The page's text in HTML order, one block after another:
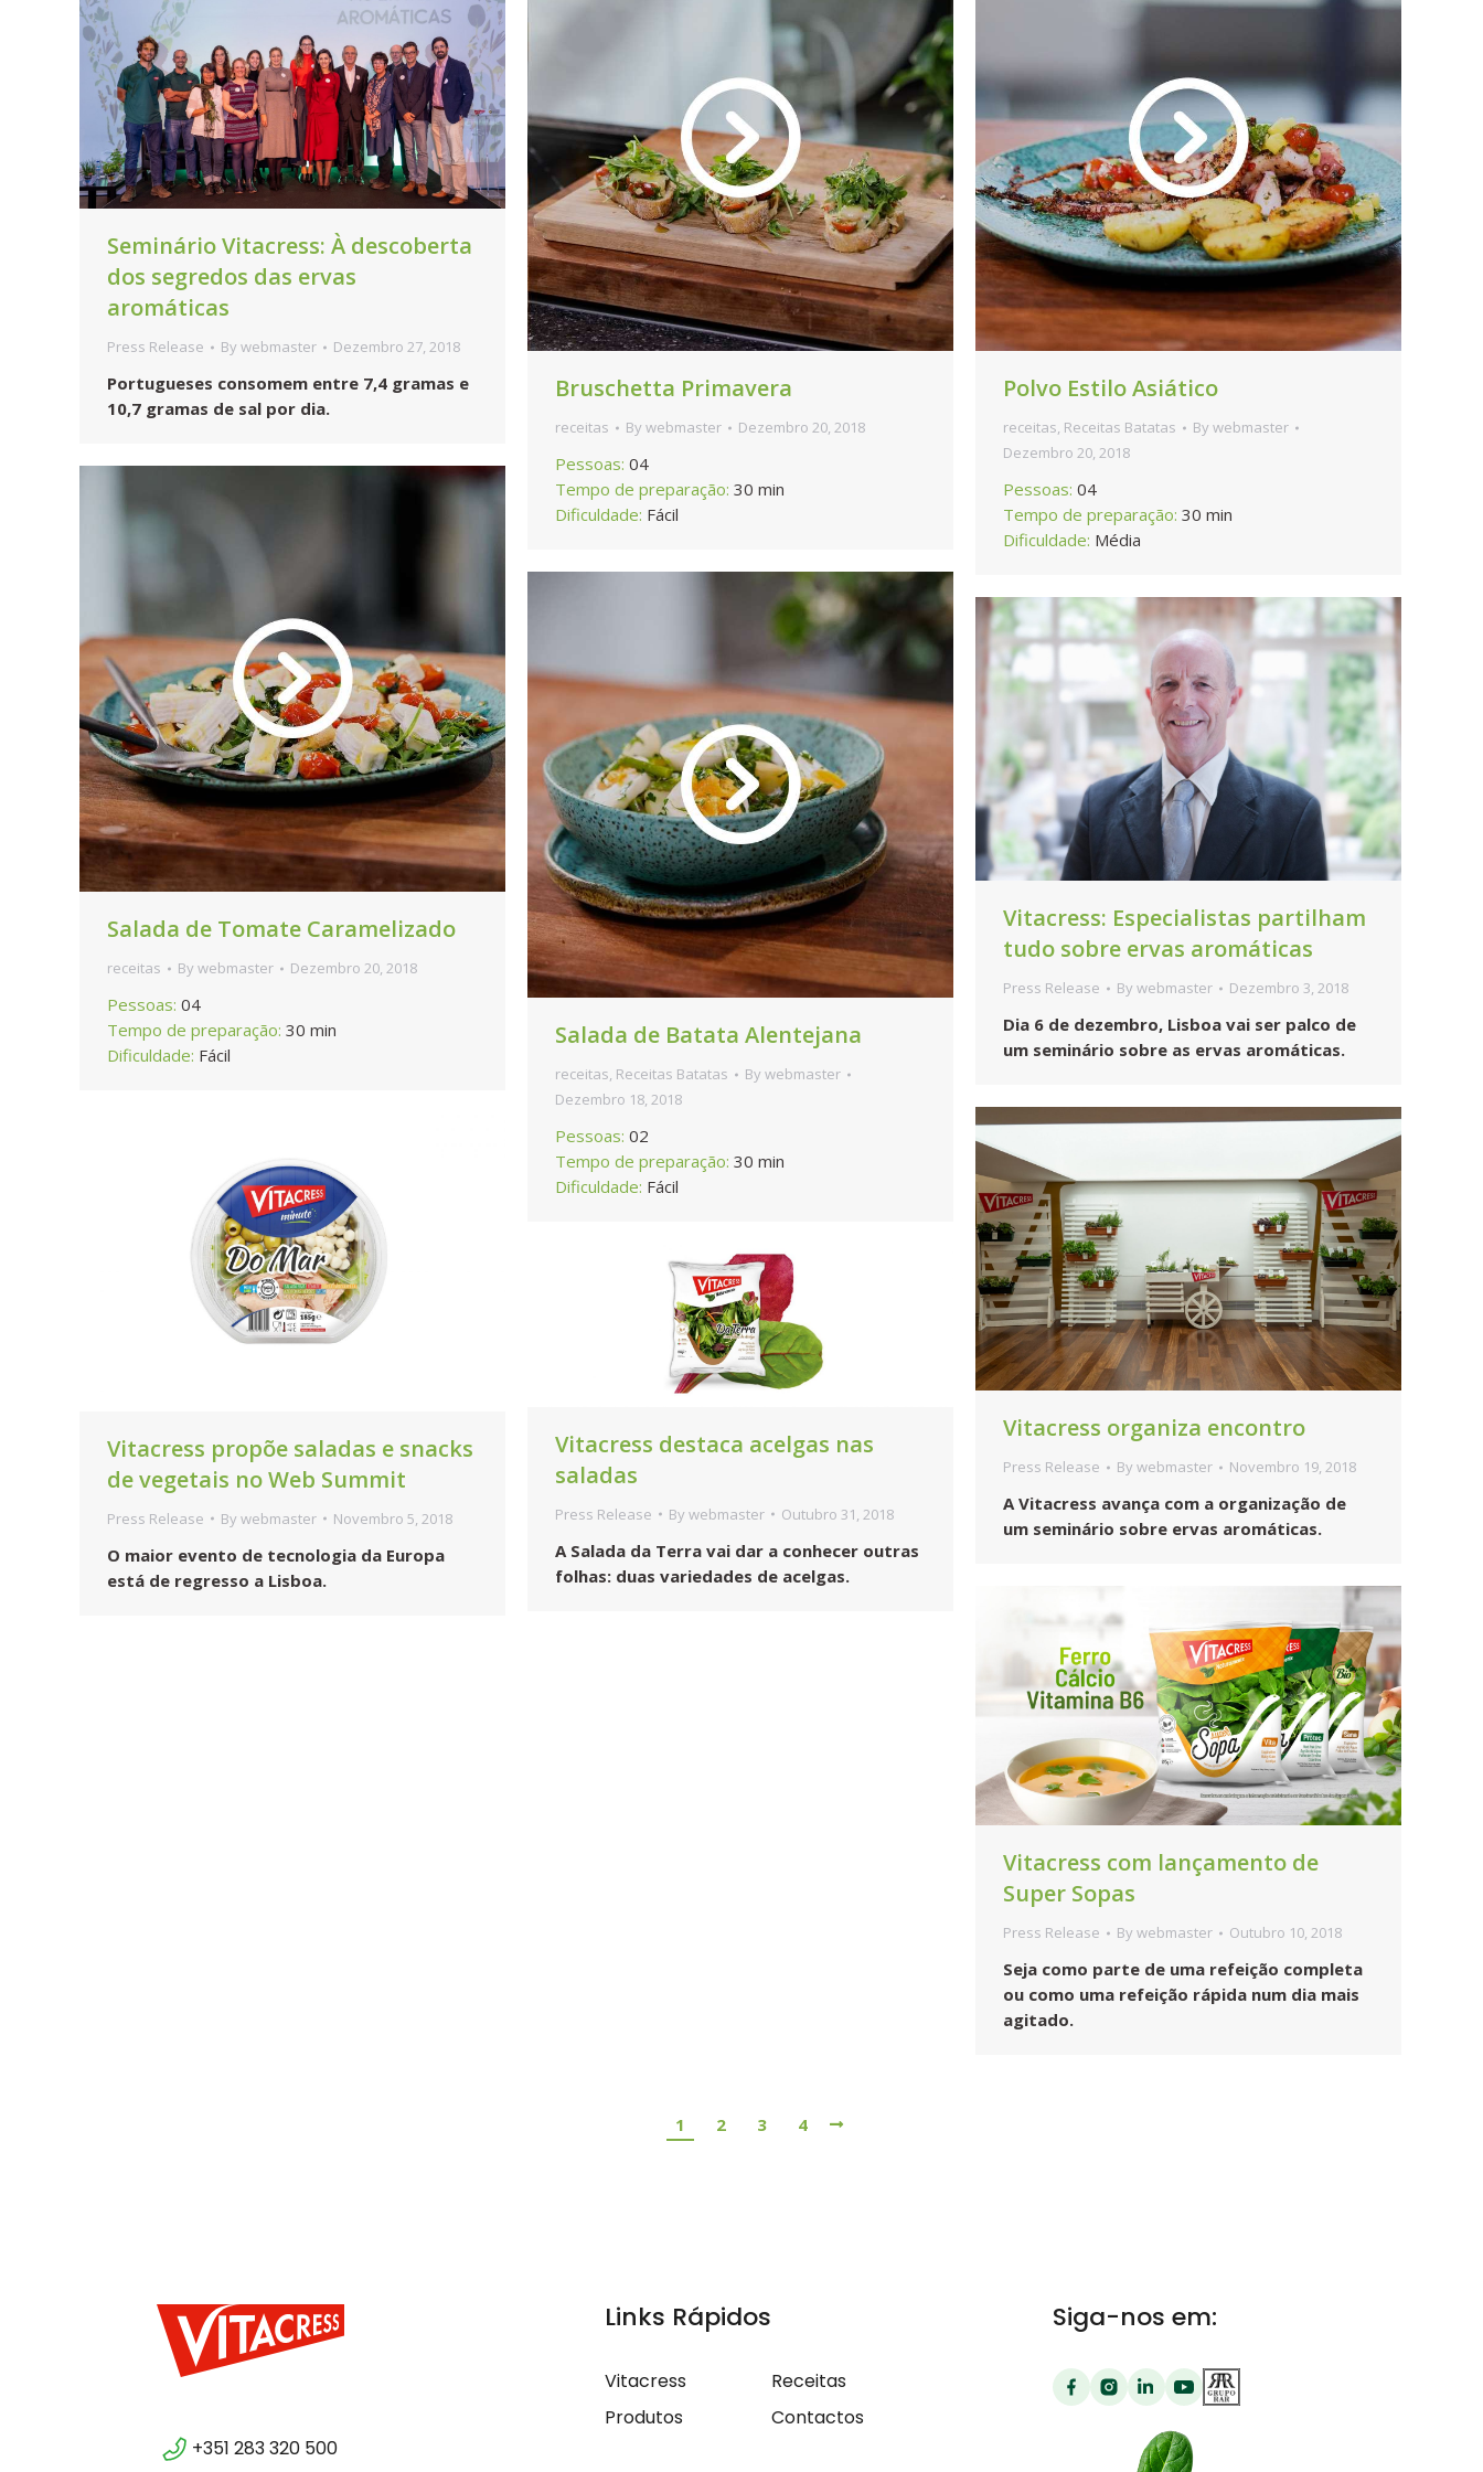
Seminário Vitacress: À descoberta
dos segredos das ervas
aromáticas
Press Release By webmaster Dezembro 27, 2018
Portugueses consomem entre 7,4 gramas e
10,7 gramas de sal por dia.
Bruschetta Primavera
receitas By webmaster Dezembro 20, 2018
Pessoas: 04
Tempo de preparação: 30 min
Dificuldade: Fácil
Polvo Estilo Asiático
receitas, Receitas Batatas By webmaster
Dezembro 20, 2018
Pessoas: 04
Tempo de preparação: 30 min
Dificuldade: Média
Salada de Tomate Caramelizado
receitas By webmaster Dezembro 20, 2018
Pessoas: 04
Tempo de preparação: 30 min
Dificuldade: Fácil
Salada de Batata Alentejana
receitas, Receitas Batatas By webmaster
Dezembro 18, 2018
Pessoas: 02
Tempo de preparação: 30 min
Dificuldade: Fácil
Vitacress: Especialistas partilham
tudo sobre ervas aromáticas
Press Release By webmaster Dezembro 3, 2018
Dia 6 de dezembro, Lisboa vai ser palco de
um seminário sobre as ervas aromáticas.
Vitacress organiza encontro
Press Release By webmaster Novembro 19, 2018
A Vitacress avança com a organização de
um seminário sobre ervas aromáticas.
Vitacress propõe saladas e snacks
de vegetais no Web Summit
Press Release By webmaster Novembro 5, 2018
O maior evento de tecnologia da Europa
está de regresso a Lisboa.
Vitacress destaca acelgas nas
saladas
Press Release By webmaster Outubro 31, 2018
A Salada da Terra vai dar a conhecer outras
folhas: duas variedades de acelgas.
Vitacress com lançamento de
Super Sopas
Press Release By webmaster Outubro 10, 2018
Seja como parte de uma refeição completa
ou como uma refeição rápida num dia mais
agitado.
1 2 3 4
+351 283 320 500
Links Rápidos
Vitacress
Receitas
Produtos
Contactos
Siga-nos em: